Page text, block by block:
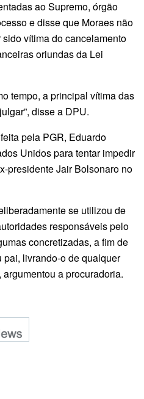
ao Supremo, órgão
e disse que Moraes não
vítima do cancelamento
oriundas da Lei
tempo, a principal vítima das
disse a DPU.
pela PGR, Eduardo
Unidos para tentar impedir
presidente Jair Bolsonaro no
se utilizou de
responsáveis pelo
concretizadas, a fim de
pai, livrando-o de qualquer
a procuradoria.